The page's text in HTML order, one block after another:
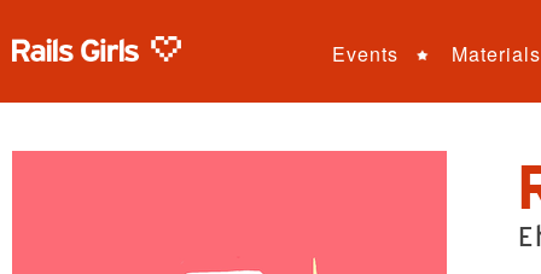
Events Materials